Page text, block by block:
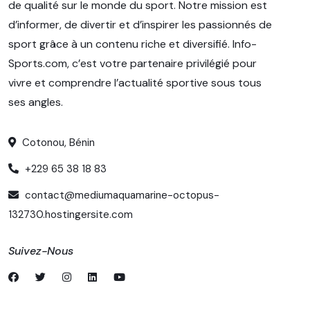
de qualité sur le monde du sport. Notre mission est
d’informer, de divertir et d’inspirer les passionnés de
sport grâce à un contenu riche et diversifié. Info-
Sports.com, c’est votre partenaire privilégié pour
vivre et comprendre l’actualité sportive sous tous
ses angles.
Cotonou, Bénin
+229 65 38 18 83
contact@mediumaquamarine-octopus-
132730.hostingersite.com
Suivez-Nous